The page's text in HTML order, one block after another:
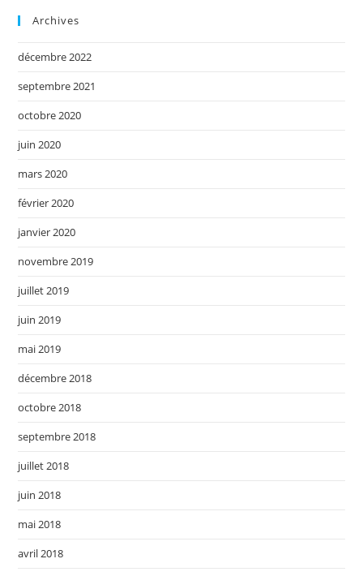
Archives
décembre 2022
septembre 2021
octobre 2020
juin 2020
mars 2020
février 2020
janvier 2020
novembre 2019
juillet 2019
juin 2019
mai 2019
décembre 2018
octobre 2018
septembre 2018
juillet 2018
juin 2018
mai 2018
avril 2018